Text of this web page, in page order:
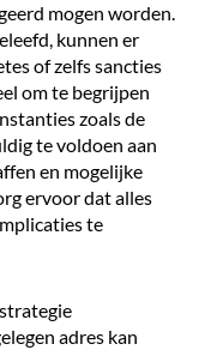
mogen worden.
kunnen er
of zelfs sancties
om te begrijpen
zoals de
te voldoen aan
en mogelijke
ervoor dat alles
te
adres kan